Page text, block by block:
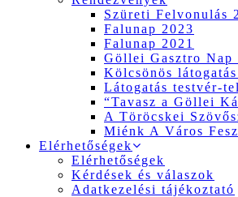
Szüreti Felvonulás
Falunap 2023
Falunap 2021
Göllei Gasztro Nap
Kölcsönös
Látogatás testvér-
“Tavasz a Göllei
A Töröcskei
Miénk A Város
Elérhetőségek
Elérhetőségek
Kérdések és válaszok
Adatkezelési tájékoztató